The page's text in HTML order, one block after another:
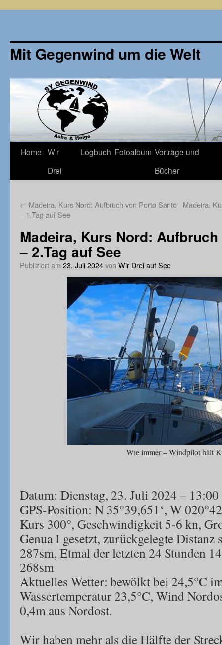
Mit Gegenwind um die Welt
Zum
Home Wir
Drei
Logbuch Fotoalbum Vorträge und
Bücher
← Madeira, Kurs Nord: Aufbruch von Porto Santo
– 1.Tag auf See
Madeira,
Madeira, Kurs Nord:
– 2.Tag auf See
Publiziert am 23. Juli 2024von Wir Drei auf See
Wie immer – Windpilot hält
Datum: Dienstag, 23. Juli 2024 –
GPS-Position: N 35°39,651‘, W
Kurs 300°, Geschwindigkeit 5-6 kn,
Genua I gesetzt, zurückgelegte Distanz
287sm, Etmal der letzten 24 Stunden
268sm
Aktuelles Wetter: bewölkt bei 24,5°C
Wassertemperatur 23,5°C, Wind
0,4m aus Nordost.
Wir haben mehr als die Hälfte der